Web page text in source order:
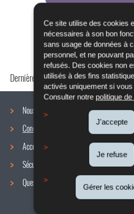
Ce site utilise des cookies
nécessaires à son bon
sans usage de données à
personnel, et ne pouvant
refusés. Des cookies non
utilisés à des fins
activés uniquement si
Consulter notre politique
J'accepte
Je refuse
Gérer les
Dernière mise à jour22/10/2019
Menu
de
navigation
Nous connaître
Conditions de travail
Accords collectifs
Sécurité / Santé au travail
Questions / réponses